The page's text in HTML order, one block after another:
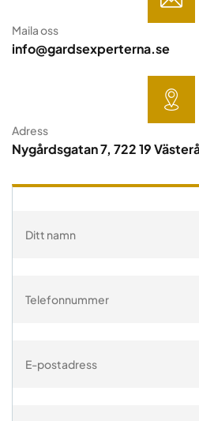
Maila oss
info@gardsexperterna.se
Adress
Nygårdsgatan 7, 722 19